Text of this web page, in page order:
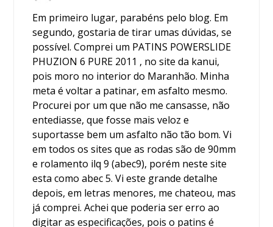
Em primeiro lugar, parabéns pelo blog. Em
segundo, gostaria de tirar umas dúvidas, se
possível. Comprei um PATINS POWERSLIDE
PHUZION 6 PURE 2011 , no site da kanui,
pois moro no interior do Maranhão. Minha
meta é voltar a patinar, em asfalto mesmo.
Procurei por um que não me cansasse, não
entediasse, que fosse mais veloz e
suportasse bem um asfalto não tão bom. Vi
em todos os sites que as rodas são de 90mm
e rolamento ilq 9 (abec9), porém neste site
esta como abec 5. Vi este grande detalhe
depois, em letras menores, me chateou, mas
já comprei. Achei que poderia ser erro ao
digitar as especificações, pois o patins é